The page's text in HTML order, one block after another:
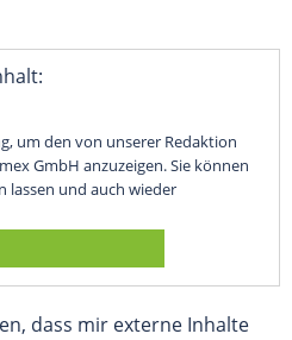
um den von unserer Redaktion
GmbH anzuzeigen. Sie können
lassen und auch wieder
dass mir externe Inhalte